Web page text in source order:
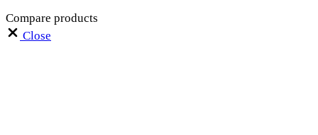
Compare products
Close